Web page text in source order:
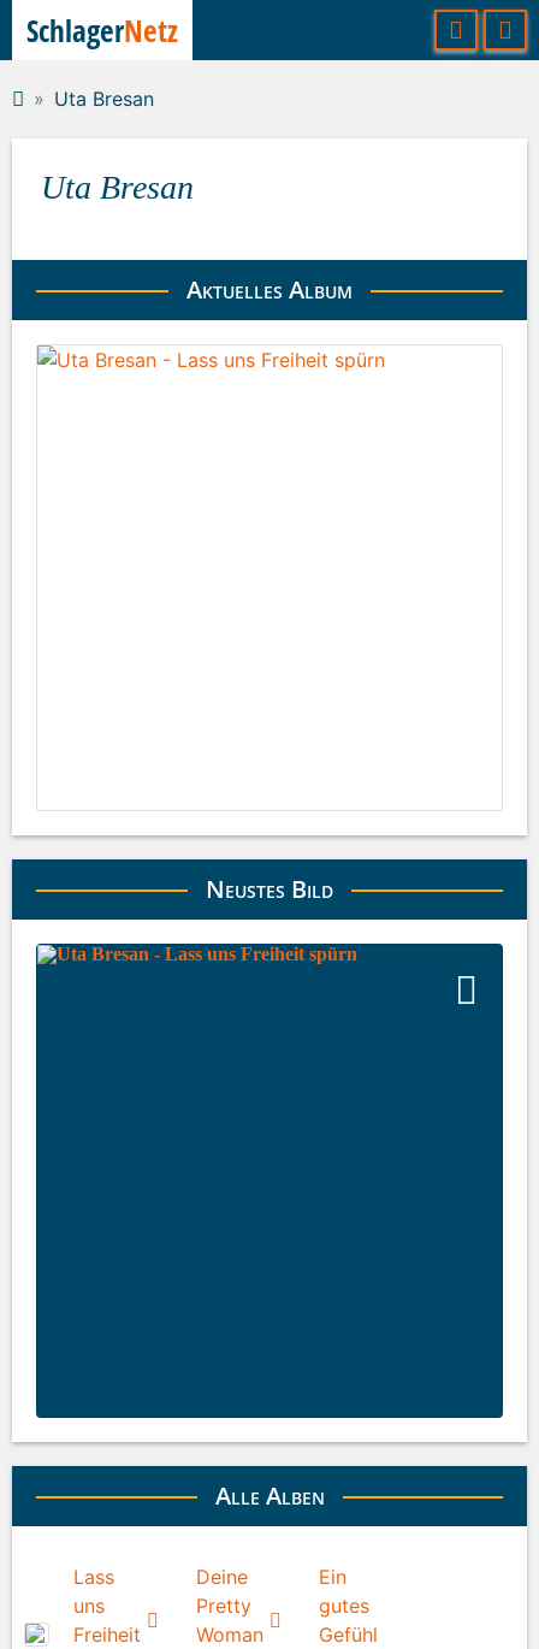
Uta Bresan
Uta Bresan
Aktuelles Album
Neustes Bild
Alle Alben
Lass
uns
Freiheit
Deine
Pretty
Woman
Ein
gutes
Gefühl
SchlagerNetz